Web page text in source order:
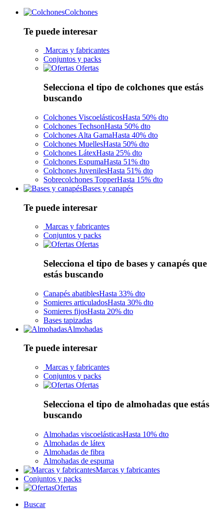
Colchones
Te puede interesar
Marcas y fabricantes
Conjuntos y packs
Ofertas
Selecciona el tipo de colchones que estás
buscando
Colchones ViscoelásticosHasta 50% dto
Colchones TechsonHasta 50% dto
Colchones Alta GamaHasta 40% dto
Colchones MuellesHasta 50% dto
Colchones LátexHasta 25% dto
Colchones EspumaHasta 51% dto
Colchones JuvenilesHasta 51% dto
Sobrecolchones TopperHasta 15% dto
Bases y canapés
Te puede interesar
Marcas y fabricantes
Conjuntos y packs
Ofertas
Selecciona el tipo de bases y canapés que
estás buscando
Canapés abatiblesHasta 33% dto
Somieres articuladosHasta 30% dto
Somieres fijosHasta 20% dto
Bases tapizadas
Almohadas
Te puede interesar
Marcas y fabricantes
Conjuntos y packs
Ofertas
Selecciona el tipo de almohadas que estás
buscando
Almohadas viscoelásticasHasta 10% dto
Almohadas de látex
Almohadas de fibra
Almohadas de espuma
Marcas y fabricantes
Conjuntos y packs
Ofertas
Buscar